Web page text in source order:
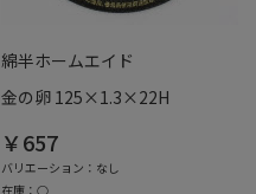
綿半ホームエイド
金の卵 125×1.3×22H
￥657
バリエーション：なし
在庫：○